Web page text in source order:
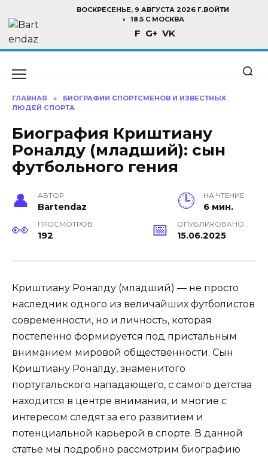
содержанию
ВОСКРЕСЕНЬЕ, 9 АВГУСТА 2026 Г.ВОЙТИ
18.5 C МОСКВА
F G+ VK
ГЛАВНАЯ »
БИОГРАФИИ СПОРТСМЕНОВ И ИЗВЕСТНЫХ
ЛЮДЕЙ СПОРТА
Биография Криштиану
Роналду (младший): сын
футбольного гения
АВТОР
Bartendaz
НА ЧТЕНИЕ
6 мин.
ПРОСМОТРОВ
192
ОПУБЛИКОВАНО
15.06.2025
Криштиану Роналду (младший) — не просто
наследник одного из величайших футболистов
современности, но и личность, которая
постепенно формируется под пристальным
вниманием мировой общественности. Сын
Криштиану Роналду, знаменитого
португальского нападающего, с самого детства
находится в центре внимания, и многие с
интересом следят за его развитием и
потенциальной карьерой в спорте. В данной
статье мы подробно рассмотрим биографию